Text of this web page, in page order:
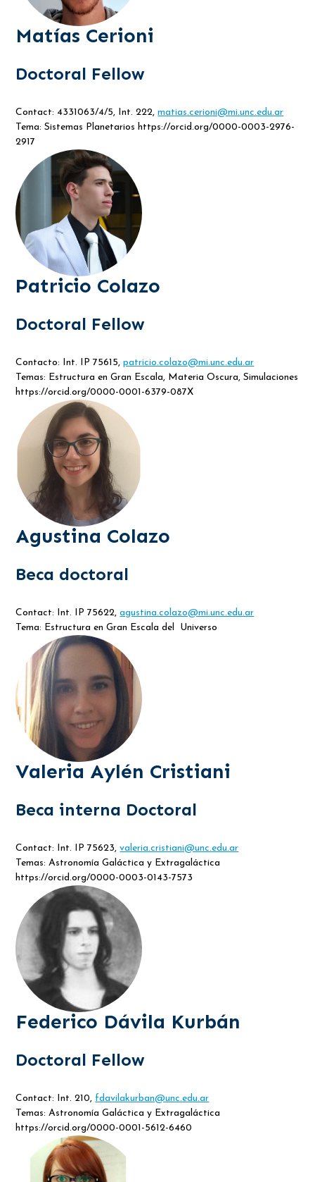
Matías Cerioni
Doctoral Fellow
Contact: 4331063/4/5, Int. 222,matias.cerioni@mi.unc.edu.ar
Tema: Sistemas Planetarios https://orcid.org/0000-0003-2976-
2917
Patricio Colazo
Doctoral Fellow
Contacto: Int. IP 75615,patricio.colazo@mi.unc.edu.ar
Temas: Estructura en Gran Escala, Materia Oscura, Simulaciones
https://orcid.org/0000-0001-6379-087X
Agustina Colazo
Beca doctoral
Contact: Int. IP 75622,agustina.colazo@mi.unc.edu.ar
Tema: Estructura en Gran Escala del Universo
Valeria Aylén Cristiani
Beca interna Doctoral
Contact: Int. IP 75623,valeria.cristiani@unc.edu.ar
Temas: Astronomía Galáctica y Extragaláctica
https://orcid.org/0000-0003-0143-7573
Federico Dávila Kurbán
Doctoral Fellow
Contact: Int. 210, fdavilakurban@unc.edu.ar
Temas: Astronomía Galáctica y Extragaláctica
https://orcid.org/0000-0001-5612-6460